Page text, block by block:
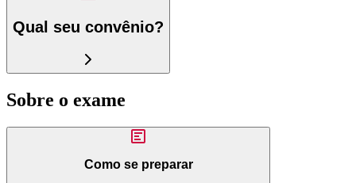
Qual seu convênio?
Sobre o exame
Como se preparar